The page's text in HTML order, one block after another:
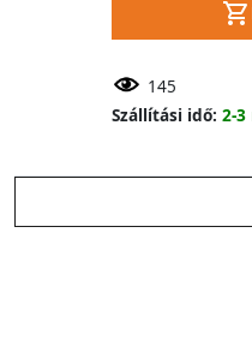
145
Szállítási idő: 2-